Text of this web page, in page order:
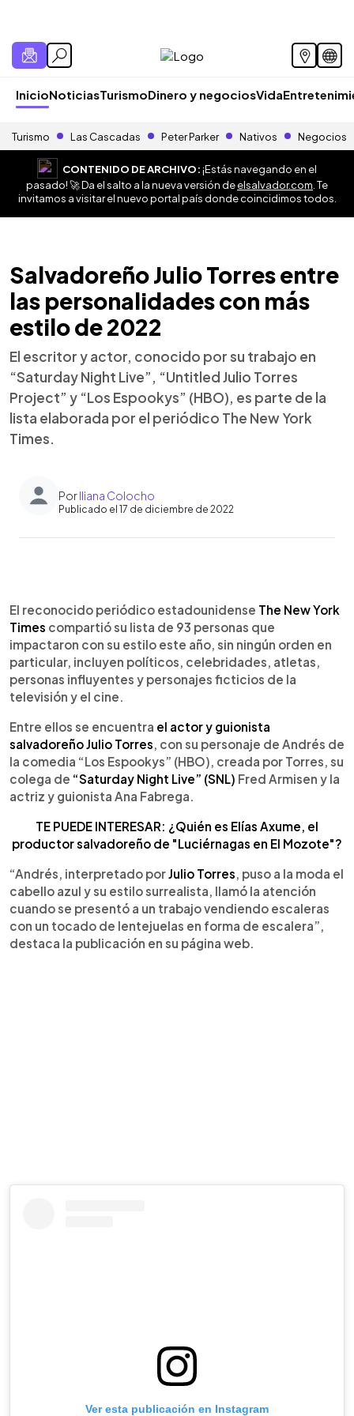
InicioNoticiasTurismoDinero y negociosVida
Turismo Las Cascadas Peter Parker Nativos Negocios
CONTENIDO DE ARCHIVO:¡Estás navegando en el
pasado! 🚀 Da el salto a la nueva versión deelsalvador.com . Te
invitamos a visitar el nuevo portal país donde coincidimos todos.
Salvadoreño Julio Torres entre
las personalidades con más
estilo de 2022
El escritor y actor, conocido por su trabajo en
“Saturday Night Live”, “Untitled Julio Torres
Project” y “Los Espookys” (HBO), es parte de la
lista elaborada por el periódico The New York
Times.
PorIliana Colocho
Publicado el 17 de diciembre de 2022
Escuchar artículo
El reconocido periódico estadounidense The New York
Times compartió su lista de 93 personas que
impactaron con su estilo este año, sin ningún orden en
particular, incluyen políticos, celebridades, atletas,
personas influyentes y personajes ficticios de la
televisión y el cine.
Entre ellos se encuentra el actor y guionista
salvadoreño Julio Torres, con su personaje de Andrés de
la comedia “Los Espookys” (HBO), creada por Torres, su
colega de “Saturday Night Live” (SNL) Fred Armisen y la
actriz y guionista Ana Fabrega.
TE PUEDE INTERESAR: ¿Quién es Elías Axume, el
productor salvadoreño de "Luciérnagas en El Mozote"?
“Andrés, interpretado porJulio Torres, puso a la moda el
cabello azul y su estilo surrealista, llamó la atención
cuando se presentó a un trabajo vendiendo escaleras
con un tocado de lentejuelas en forma de escalera”,
destaca la publicación en su página web.
Ver esta publicación en Instagram